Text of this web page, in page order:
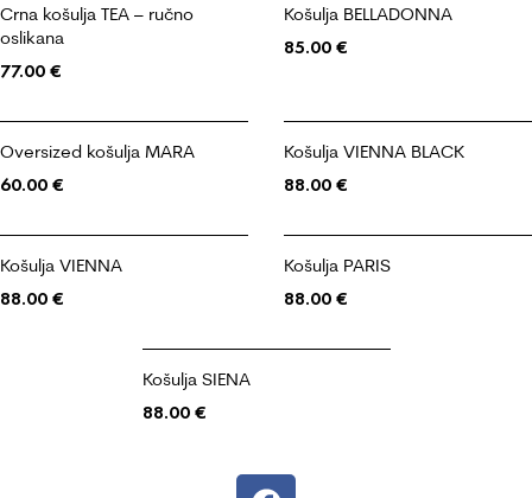
Crna košulja TEA – ručno
oslikana
77.00 €
Košulja BELLADONNA
85.00 €
Oversized košulja MARA
60.00 €
Košulja VIENNA BLACK
88.00 €
Košulja VIENNA
88.00 €
Košulja PARIS
88.00 €
Košulja SIENA
88.00 €